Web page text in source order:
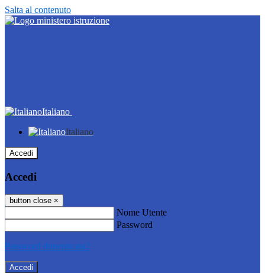
Salta al contenuto
Italiano
Italiano
Accedi
Accedi
button close ×
Nome Utente
Password
Password dimenticata?